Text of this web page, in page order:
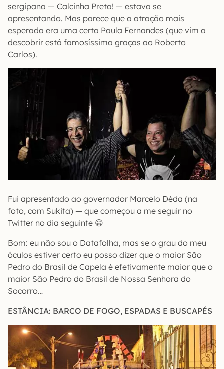
sergipana — Calcinha Preta! — estava se
apresentando. Mas parece que a atração mais
esperada era uma certa Paula Fernandes (que vim a
descobrir está famosíssima graças ao Roberto
Carlos).
Fui apresentado ao governador Marcelo Déda (na
foto, com Sukita) — que começou a me seguir no
Twitter no dia seguinte 😀
Bom: eu não sou o Datafolha, mas se o grau do meu
óculos estiver certo eu posso dizer que o maior São
Pedro do Brasil de Capela é efetivamente maior que o
maior São Pedro do Brasil de Nossa Senhora do
Socorro…
ESTÂNCIA: BARCO DE FOGO, ESPADAS E BUSCAPÉS